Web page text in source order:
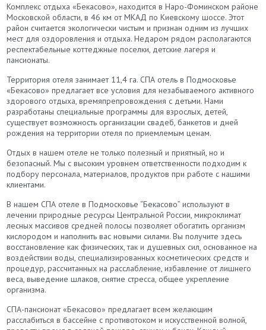
Комплекс отдыха «Бекасово», находится в Наро-Фоминском районе
Московской области, в 46 км от МКАД по Киевскому шоссе. Этот
район считается экологически чистым и признан одним из лучших
мест для оздоровления и отдыха. Недаром рядом располагаются
респектабельные коттеджные поселки, детские лагеря и
пансионаты.
Территория отеля занимает 11,4 га. СПА отель в Подмосковье
«Бекасово» предлагает все условия для незабываемого активного
здорового отдыха, времяпрепровождения с детьми. Нами
разработаны специальные программы для взрослых, детей,
существует возможность организации свадеб, банкетов и дней
рождения на территории отеля по приемлемым ценам.
Отдых в нашем отеле не только полезный и приятный, но и
безопасный. Мы с высоким уровнем ответственности подходим к
подбору персонала, материалов, продуктов при работе с нашими
клиентами.
В нашем СПА отеле в Подмосковье “Бекасово” используют в
лечении природные ресурсы Центральной России, микроклимат
лесных массивов средней полосы позволяет обогатить организм
кислородом и наполнить вас новыми силами. Вы получите здесь
восстановление как физических, так и душевных сил, основанное на
воздействии воды, специализированных косметических средств и
процедур, рассчитанных на расслабление, избавление от лишнего
веса, выведение шлаков, снятие стресса, общее укрепление
организма.
СПА-пансионат «Бекасово» предлагает всем желающим
расслабиться в бассейне с противотоком и искусственной волной,